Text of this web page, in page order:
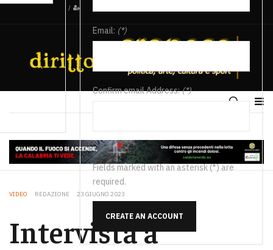
/
Email: (*)
Confirm email Address:(*)
Fields marked with an asterisk (*) are
required.
CREATE AN ACCOUNT
VIDEO REDAZIONE 23 GIUGNO 2023
Intervista a